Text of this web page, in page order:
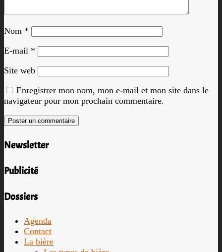
Nom *
E-mail *
Site web
Enregistrer mon nom, mon e-mail et mon site dans le
navigateur pour mon prochain commentaire.
Newsletter
Publicité
Dossiers
Agenda
Contact
La bière